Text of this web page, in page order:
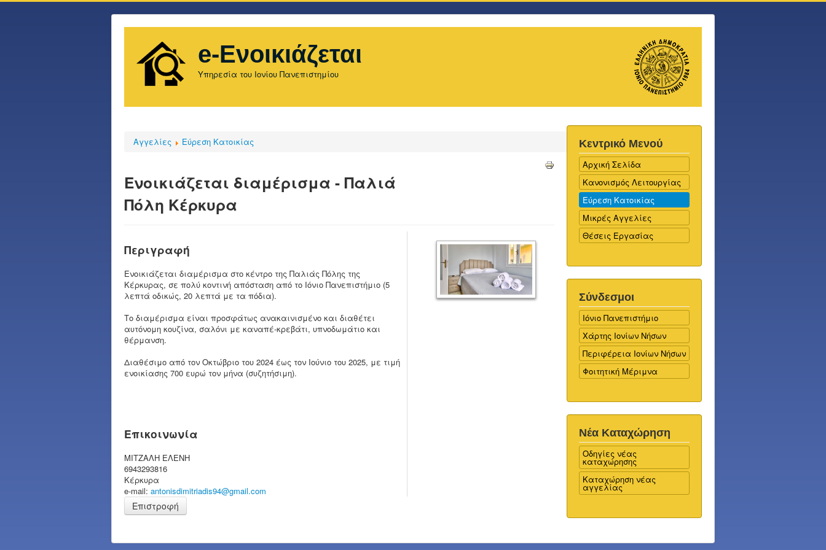
e-Ενοικιάζεται
Υπηρεσία του Ιονίου Πανεπιστημίου
Αγγελίες Εύρεση Κατοικίας
Ενοικιάζεται διαμέρισμα - Παλιά
Πόλη Κέρκυρα
Περιγραφή
Ενοικιάζεται διαμέρισμα στο κέντρο της Παλιάς Πόλης της
Κέρκυρας, σε πολύ κοντινή απόσταση από το Ιόνιο Πανεπιστήμιο (5
λεπτά οδικώς, 20 λεπτά με τα πόδια).
Το διαμέρισμα είναι προσφάτως ανακαινισμένο και διαθέτει
αυτόνομη κουζίνα, σαλόνι με καναπέ-κρεβάτι, υπνοδωμάτιο και
θέρμανση.
Διαθέσιμο από τον Οκτώβριο του 2024 έως τον Ιούνιο του 2025, με τιμή
ενοικίασης 700 ευρώ τον μήνα (συζητήσιμη).
Επικοινωνία
ΜΙΤΖΑΛΗ ΕΛΕΝΗ
6943293816
Κέρκυρα
e-mail: antonisdimitriadis94@gmail.com
Επιστροφή
Κεντρικό Μενού
Αρχική Σελίδα
Κανονισμός Λειτουργίας
Εύρεση Κατοικίας
Μικρές Αγγελίες
Θέσεις Εργασίας
Σύνδεσμοι
Ιόνιο Πανεπιστήμιο
Χάρτης Ιονίων Νήσων
Περιφέρεια Ιονίων Νήσων
Φοιτητική Μέριμνα
Νέα Καταχώρηση
Οδηγίες νέας
καταχώρησης
Καταχώρηση νέας
αγγελίας